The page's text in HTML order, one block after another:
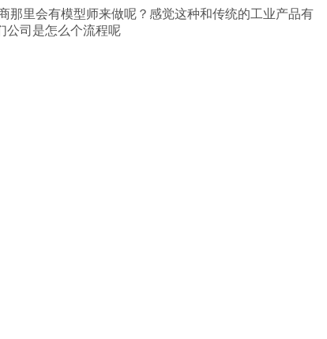
那里会有模型师来做呢？感觉这种和传统的工业产品有
公司是怎么个流程呢